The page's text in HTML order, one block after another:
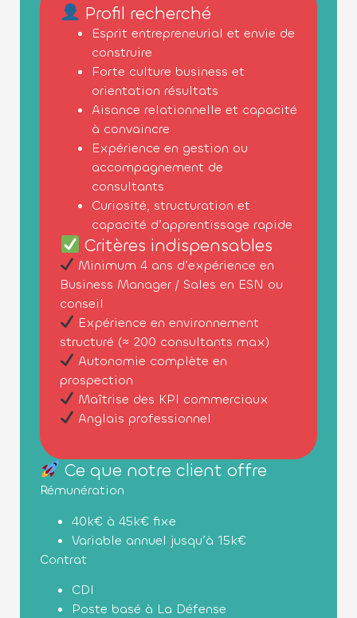
Profil recherché
Esprit entrepreneurial et envie de
construire
Forte culture business et
orientation résultats
Aisance relationnelle et capacité
à convaincre
Expérience en gestion ou
accompagnement de
consultants
Curiosité, structuration et
capacité d’apprentissage rapide
Critères indispensables
Minimum 4 ans d’expérience en
Business Manager / Sales en ESN ou
conseil
Expérience en environnement
structuré (≈ 200 consultants max)
Autonomie complète en
prospection
Maîtrise des KPI commerciaux
Anglais professionnel
Ce que notre client offre
Rémunération
40k€ à 45k€ fixe
Variable annuel jusqu’à 15k€
Contrat
CDI
Poste basé à La Défense